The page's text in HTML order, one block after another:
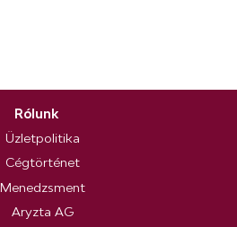
Rólunk
Üzletpolitika
Cégtörténet
Menedzsment
Aryzta AG